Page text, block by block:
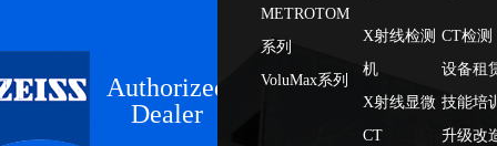
Authorized
Dealer
METROTOM
系列
VoluMax系列
X射线检测
机
X射线显微
CT
CT检测
设备租
技能培
升级改